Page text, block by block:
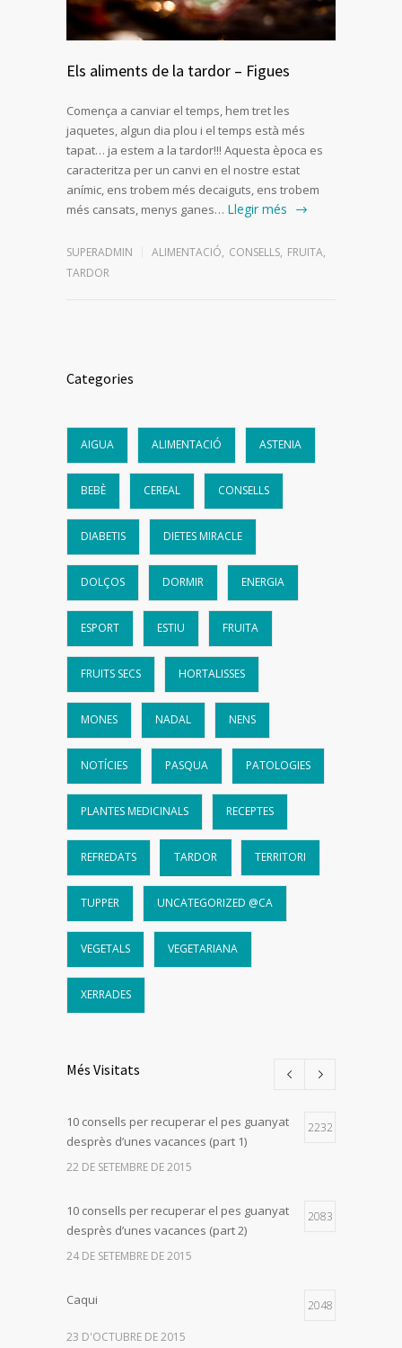
Els aliments de la tardor – Figues
Comença a canviar el temps, hem tret les
jaquetes, algun dia plou i el temps està més
tapat… ja estem a la tardor!!! Aquesta època es
caracteritza per un canvi en el nostre estat
anímic, ens trobem més decaiguts, ens trobem
més cansats, menys ganes… Llegir més
SUPERADMIN ALIMENTACIÓ, CONSELLS, FRUITA,
TARDOR
Categories
AIGUA ALIMENTACIÓ ASTENIA
BEBÈ CEREAL CONSELLS
DIABETIS DIETES MIRACLE
DOLÇOS DORMIR ENERGIA
ESPORT ESTIU FRUITA
FRUITS SECS HORTALISSES
MONES NADAL NENS
NOTÍCIES PASQUA PATOLOGIES
PLANTES MEDICINALS RECEPTES
REFREDATS TARDOR TERRITORI
TUPPER UNCATEGORIZED @CA
VEGETALS VEGETARIANA
XERRADES
Més Visitats
10 consells per recuperar el pes guanyat
desprès d’unes vacances (part 1)
2232
22 DE SETEMBRE DE 2015
10 consells per recuperar el pes guanyat
desprès d’unes vacances (part 2)
2083
24 DE SETEMBRE DE 2015
Caqui 2048
23 D'OCTUBRE DE 2015